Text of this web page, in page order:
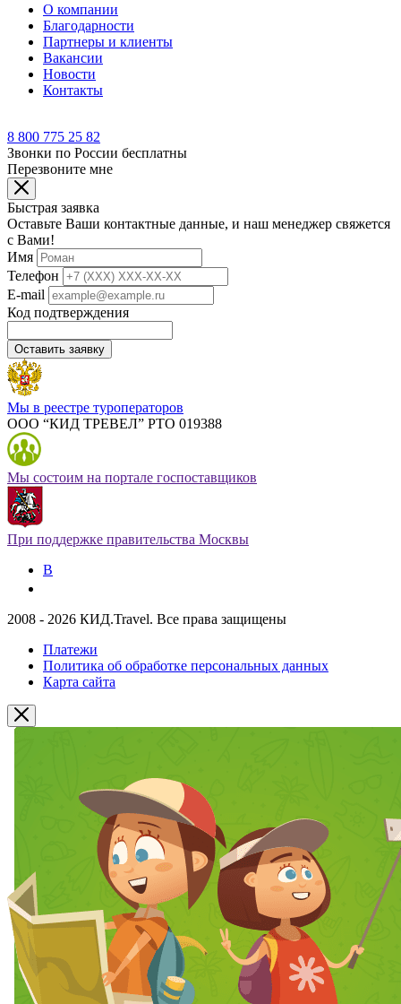
О компании
Благодарности
Партнеры и клиенты
Вакансии
Новости
Контакты
8 800 775 25 82
Звонки по России бесплатны
Перезвоните мне
Быстрая заявка
Оставьте Ваши контактные данные, и наш менеджер свяжется
с Вами!
Имя
Телефон
E-mail
Код подтверждения
Оставить заявку
Мы в реестре туроператоров
ООО “КИД ТРЕВЕЛ” РТО 019388
Мы состоим на портале госпоставщиков
При поддержке правительства Москвы
В
2008 - 2026 КИД.Travel. Все права защищены
Платежи
Политика об обработке персональных данных
Карта сайта